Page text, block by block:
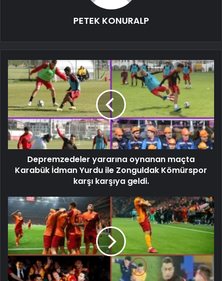
PETEK KONURALP
Depremzedeler yararına oynanan maçta
Karabük İdman Yurdu ile Zonguldak Kömürspor
karşı karşıya geldi.